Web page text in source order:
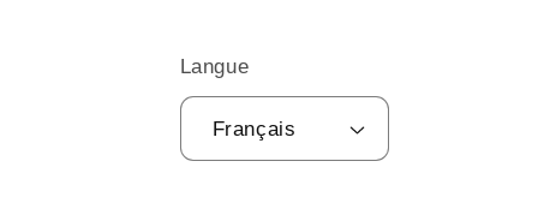
Langue
Français